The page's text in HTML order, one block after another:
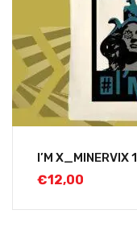
I’M X_MINERVIX 1
€12,00